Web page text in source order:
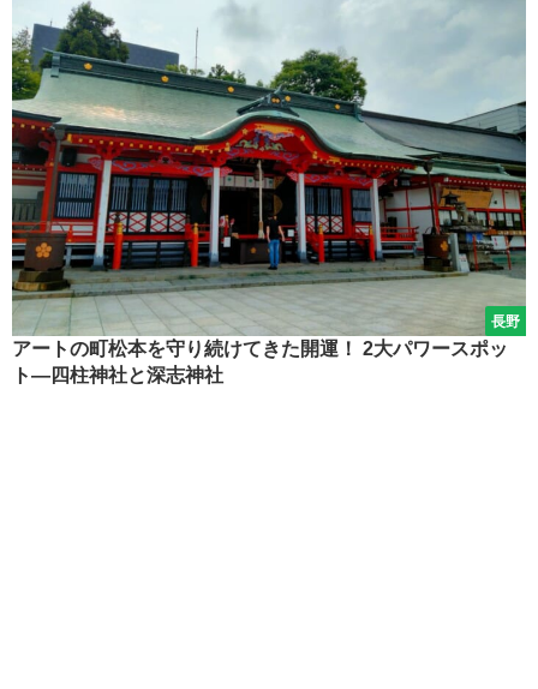
長野
アートの町松本を守り続けてきた開運！ 2大パワースポッ
ト―四柱神社と深志神社